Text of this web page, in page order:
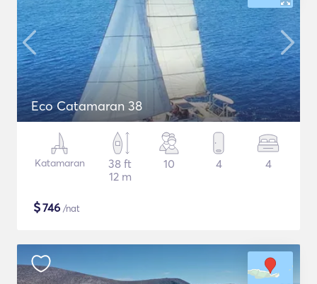
Eco Catamaran 38
Katamaran
38 ft
12 m
10 4 4
$746 /nat